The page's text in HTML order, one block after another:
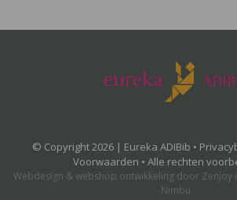
© Copyright 2026 | Eureka ADIBib •
Voorwaarden • Alle rechten
Webdesign & webshop ontwikkeling door Zenjoy
Nimbu